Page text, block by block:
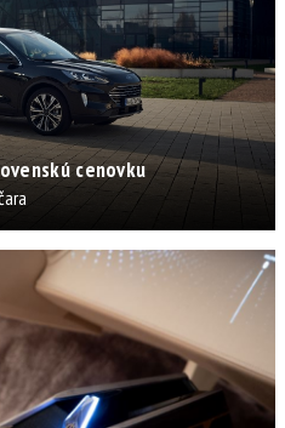
cenovku